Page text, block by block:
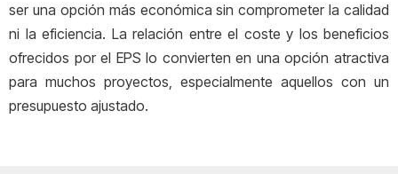
ser una opción más económica sin comprometer la calidad
ni la eficiencia. La relación entre el coste y los beneficios
ofrecidos por el EPS lo convierten en una opción atractiva
para muchos proyectos, especialmente aquellos con un
presupuesto ajustado.